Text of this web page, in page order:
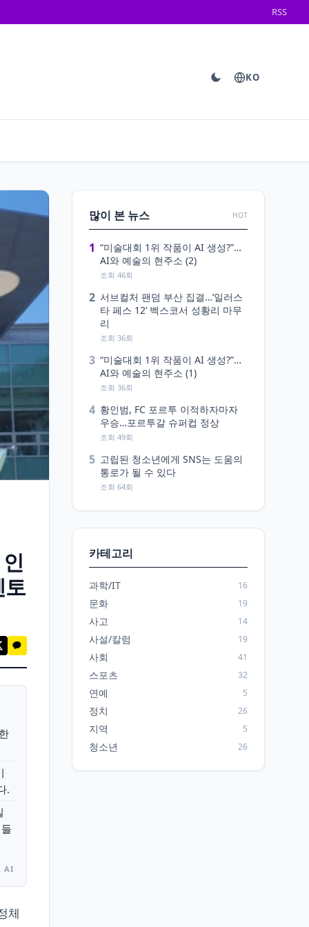
RSS
KO
.
AI
체
많이 본 뉴스 HOT
1 “미술대회 1위 작품이 AI 생성?”…
AI와 예술의 현주소 (2)
조회 46회
2 서브컬처 팬덤 부산 집결…‘일러스
타 페스 12’ 벡스코서 성황리 마무
리
조회 36회
3 “미술대회 1위 작품이 AI 생성?”…
AI와 예술의 현주소 (1)
조회 36회
4 황인범, FC 포르투 이적하자마자
우승…포르투갈 슈퍼컵 정상
조회 49회
5 고립된 청소년에게 SNS는 도움의
통로가 될 수 있다
조회 64회
카테고리
과학/IT 16
문화 19
사고 14
사설/칼럼 19
사회 41
스포츠 32
연예 5
정치 26
지역 5
청소년 26